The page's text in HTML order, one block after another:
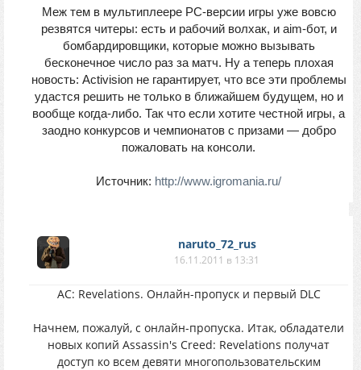
Меж тем в мультиплеере PC-версии игры уже вовсю
резвятся читеры: есть и рабочий волхак, и aim-бот, и
бомбардировщики, которые можно вызывать
бесконечное число раз за матч. Ну а теперь плохая
новость: Activision не гарантирует, что все эти проблемы
удастся решить не только в ближайшем будущем, но и
вообще когда-либо. Так что если хотите честной игры, а
заодно конкурсов и чемпионатов с призами — добро
пожаловать на консоли.
Источник: http://www.igromania.ru/
naruto_72_rus
16.11.2011 в 13:31
AC: Revelations. Онлайн-пропуск и первый DLC
Начнем, пожалуй, с онлайн-пропуска. Итак, обладатели
новых копий Assassin's Creed: Revelations получат
доступ ко всем девяти многопользовательским